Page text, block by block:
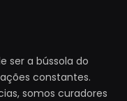
ser a bússola do
constantes.
somos curadores